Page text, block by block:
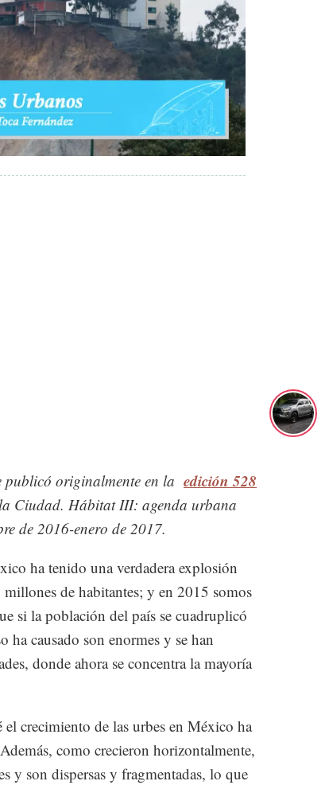
publicó originalmente en la edición 528
Ciudad. Hábitat III: agenda urbana
de 2016-enero de 2017.
ha tenido una verdadera explosión
de habitantes; y en 2015 somos
si la población del país se cuadruplicó
ha causado son enormes y se han
donde ahora se concentra la mayoría
crecimiento de las urbes en México ha
como crecieron horizontalmente,
y son dispersas y fragmentadas, lo que